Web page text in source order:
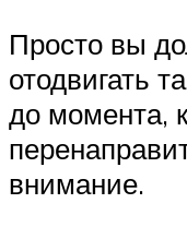
Просто вы
отодвигать
до момента,
внимание.